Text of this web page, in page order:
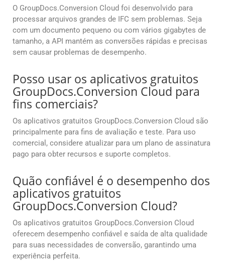
O GroupDocs.Conversion Cloud foi desenvolvido para
processar arquivos grandes de IFC sem problemas. Seja
com um documento pequeno ou com vários gigabytes de
tamanho, a API mantém as conversões rápidas e precisas
sem causar problemas de desempenho.
Posso usar os aplicativos gratuitos
GroupDocs.Conversion Cloud para
fins comerciais?
Os aplicativos gratuitos GroupDocs.Conversion Cloud são
principalmente para fins de avaliação e teste. Para uso
comercial, considere atualizar para um plano de assinatura
pago para obter recursos e suporte completos.
Quão confiável é o desempenho dos
aplicativos gratuitos
GroupDocs.Conversion Cloud?
Os aplicativos gratuitos GroupDocs.Conversion Cloud
oferecem desempenho confiável e saída de alta qualidade
para suas necessidades de conversão, garantindo uma
experiência perfeita.